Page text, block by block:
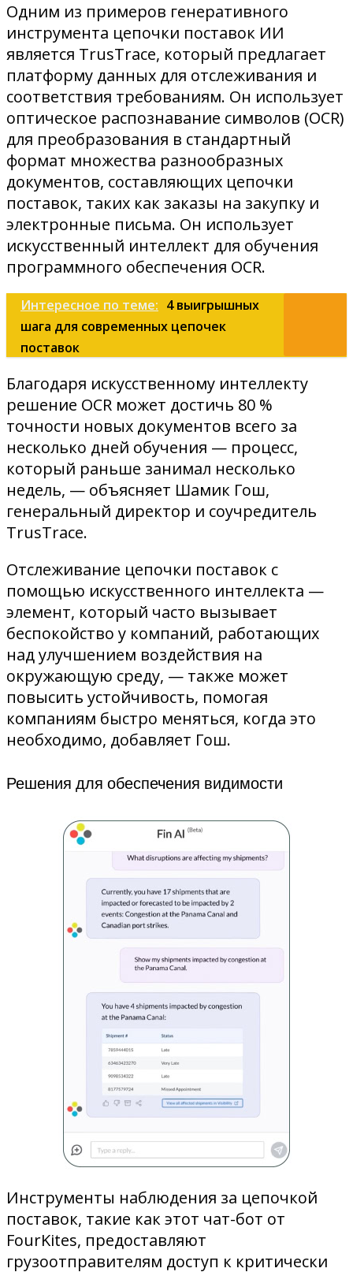
Одним из примеров генеративного
инструмента цепочки поставок ИИ
является TrusTrace, который предлагает
платформу данных для отслеживания и
соответствия требованиям. Он использует
оптическое распознавание символов (OCR)
для преобразования в стандартный
формат множества разнообразных
документов, составляющих цепочки
поставок, таких как заказы на закупку и
электронные письма. Он использует
искусственный интеллект для обучения
программного обеспечения OCR.
Интересное по теме: 4 выигрышных
шага для современных цепочек
поставок
Благодаря искусственному интеллекту
решение OCR может достичь 80 %
точности новых документов всего за
несколько дней обучения — процесс,
который раньше занимал несколько
недель, — объясняет Шамик Гош,
генеральный директор и соучредитель
TrusTrace.
Отслеживание цепочки поставок с
помощью искусственного интеллекта —
элемент, который часто вызывает
беспокойство у компаний, работающих
над улучшением воздействия на
окружающую среду, — также может
повысить устойчивость, помогая
компаниям быстро меняться, когда это
необходимо, добавляет Гош.
Решения для обеспечения видимости
Инструменты наблюдения за цепочкой
поставок, такие как этот чат-бот от
FourKites, предоставляют
грузоотправителям доступ к критически